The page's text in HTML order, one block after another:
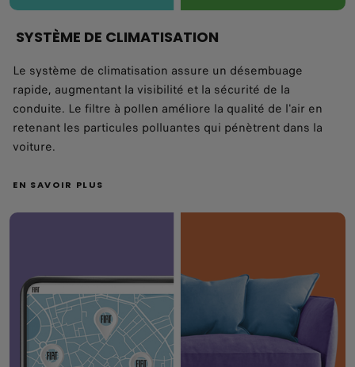
SYSTÈME DE CLIMATISATION
Le système de climatisation assure un désembuage
rapide, augmentant la visibilité et la sécurité de la
conduite. Le filtre à pollen améliore la qualité de l'air en
retenant les particules polluantes qui pénètrent dans la
voiture.
EN SAVOIR PLUS